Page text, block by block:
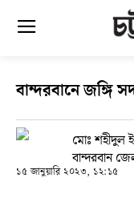
বান্দরবানে জঙ্গি
মোঃ শহীদুল
বান্দরবান
১৫ জানুয়ারি ২০২৩, ১২:১৫